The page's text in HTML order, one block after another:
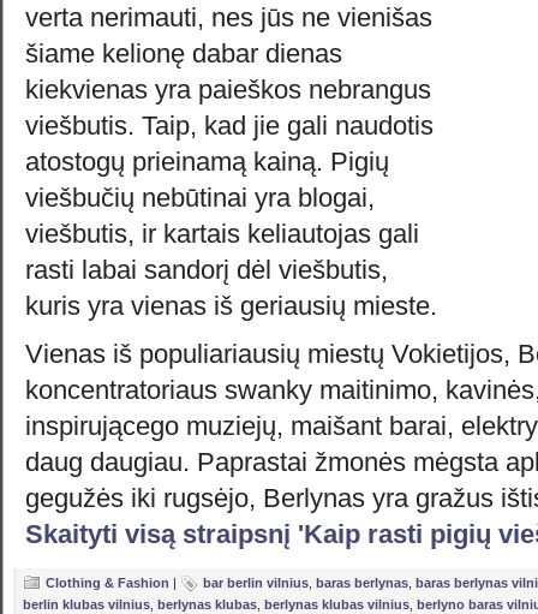
verta nerimauti, nes jūs ne vienišas
šiame kelionę dabar dienas
kiekvienas yra paieškos nebrangus
viešbutis. Taip, kad jie gali naudotis
atostogų prieinamą kainą. Pigių
viešbučių nebūtinai yra blogai,
viešbutis, ir kartais keliautojas gali
rasti labai sandorį dėl viešbutis,
kuris yra vienas iš geriausių mieste.
Vienas iš populiariausių miestų Vokietijos,
koncentratoriaus swanky maitinimo,
inspirującego muziejų, maišant barai,
daug daugiau. Paprastai žmonės mėgsta
gegužės iki rugsėjo, Berlynas yra gražus
Skaityti visą straipsnį 'Kaip rasti pigių
Clothing & Fashion | bar berlin vilnius baras berlynas baras berlynas
berlin klubas vilnius berlynas klubas berlynas klubas vilnius berlyno baras